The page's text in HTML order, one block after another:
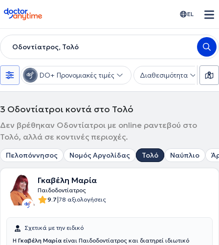
doctoranytime EL
Οδοντίατρος, Τολό
DO+ Προνομιακές τιμές Διαθεσιμότητα
3 Οδοντίατροι κοντά στο Τολό
Δεν βρέθηκαν Οδοντίατροι με online ραντεβού στο
Τολό, αλλά σε κοντινές περιοχές.
Πελοπόννησος Νομός Αργολίδας Τολό Ναύπλιο
Γκαβέλη Μαρία
Παιδοδοντίατρος
9.7|78 αξιολογήσεις
Σχετικά με την ειδικό
Η Γκαβέλη Μαρία είναι Παιδοδοντίατρος και διατηρεί ιδιωτικό